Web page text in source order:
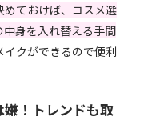
ておけば、コスメ選
身を入れ替える手間
クができるので便利
！トレンドも取